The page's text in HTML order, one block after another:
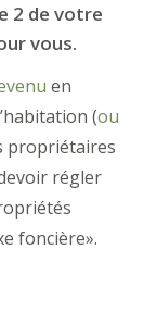
2 de votre
vous.
en
(ou
propriétaires
régler
foncière».